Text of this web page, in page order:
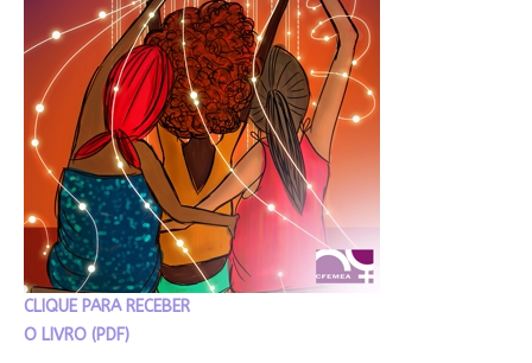
CLIQUE PARA RECEBER
O LIVRO (PDF)